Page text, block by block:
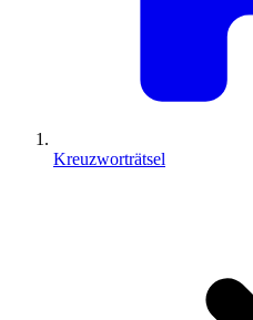
Kreuzworträtsel